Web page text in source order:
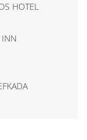
HOTEL